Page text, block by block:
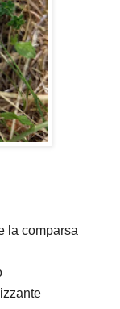
la comparsa